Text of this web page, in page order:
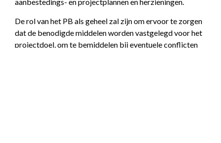
aanbestedings- en projectplannen en herzieningen.
De rol van het PB als geheel zal zijn om ervoor te zorgen
dat de benodigde middelen worden vastgelegd voor het
projectdoel, om te bemiddelen bij eventuele conflicten